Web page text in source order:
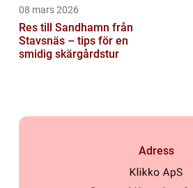
08 mars 2026
Res till Sandhamn från
Stavsnäs – tips för en
smidig skärgårdstur
Adress